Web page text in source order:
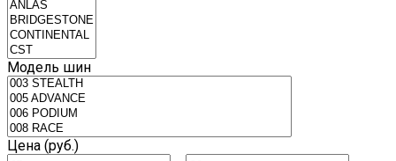
Модель шин
Цена (руб.)